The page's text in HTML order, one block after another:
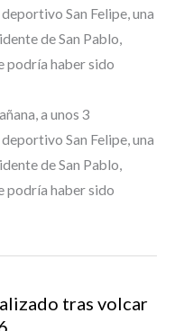
San Felipe, una
de San Pablo,
podría haber sido
a unos 3
San Felipe, una
de San Pablo,
podría haber sido
tras volcar